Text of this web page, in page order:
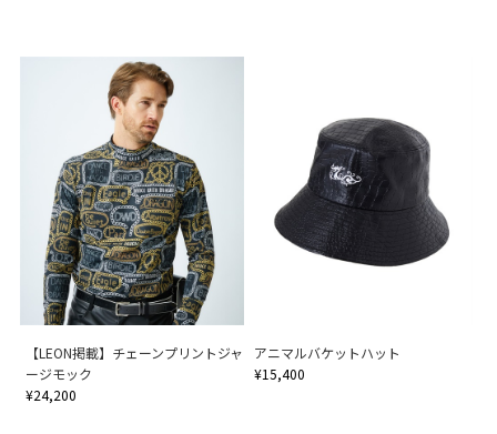
【LEON掲載】チェーンプリントジャ
ージモック
¥24,200
アニマルバケットハット
¥15,400